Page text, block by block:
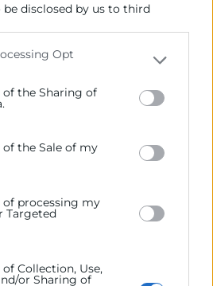
disclosed by us to third
app uses one or more
gather and store information
to your visit or usage
to grant or deny consent to
in below Google consent
Opt
the Sharing of
the Sale of my
processing my
Targeted
Collection, Use,
or Sharing of